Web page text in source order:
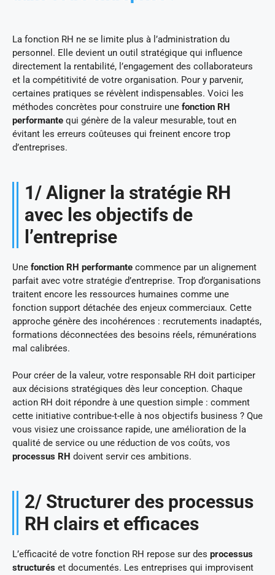
La fonction RH ne se limite plus à l’administration du
personnel. Elle devient un outil stratégique qui influence
directement la rentabilité, l’engagement des collaborateurs
et la compétitivité de votre organisation. Pour y parvenir,
certaines pratiques se révèlent indispensables. Voici les
méthodes concrètes pour construire une fonction RH
performante qui génère de la valeur mesurable, tout en
évitant les erreurs coûteuses qui freinent encore trop
d’entreprises.
1/ Aligner la stratégie RH
avec les objectifs de
l’entreprise
Une fonction RH performante commence par un alignement
parfait avec votre stratégie d’entreprise. Trop d’organisations
traitent encore les ressources humaines comme une
fonction support détachée des enjeux commerciaux. Cette
approche génère des incohérences : recrutements inadaptés,
formations déconnectées des besoins réels, rémunérations
mal calibrées.
Pour créer de la valeur, votre responsable RH doit participer
aux décisions stratégiques dès leur conception. Chaque
action RH doit répondre à une question simple : comment
cette initiative contribue-t-elle à nos objectifs business ? Que
vous visiez une croissance rapide, une amélioration de la
qualité de service ou une réduction de vos coûts, vos
processus RH doivent servir ces ambitions.
2/ Structurer des processus
RH clairs et efficaces
L’efficacité de votre fonction RH repose sur des processus
structurés et documentés. Les entreprises qui improvisent